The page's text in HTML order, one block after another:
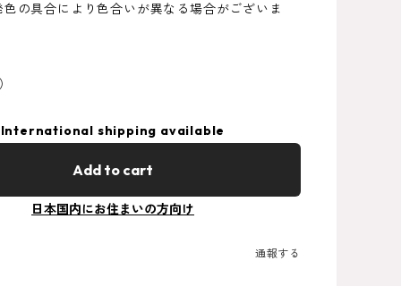
の具合により色合いが異なる場合がございま
International shipping available
Add to cart
日本国内にお住まいの方向け
通報する